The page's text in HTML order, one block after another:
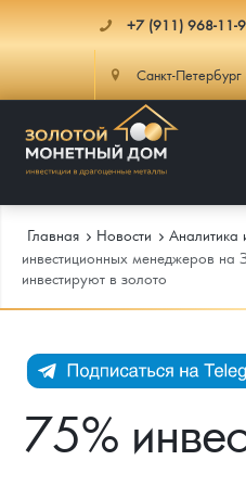
+7 (911) 968-11-
Санкт-Петербург
Каталог
Каталог Монет
Монеты Россия и СССР
Памятные и старинные монеты
Инфо
Подлинность монет
Услуги
Главная Новости Аналитика
инвестиционных менеджеров на
инвестируют в золото
75%